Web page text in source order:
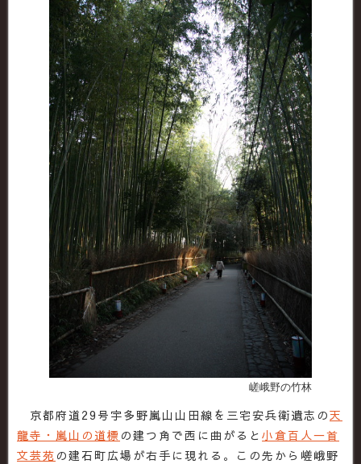
嵯峨野の竹林
京都府道29号宇多野嵐山山田線を三宅安兵衛遺志の天
龍寺・嵐山の道標 の建つ角で西に曲がると 小倉百人一首
文芸苑 の建石町広場が右手に現れる。この先から嵯峨野